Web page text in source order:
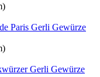
Paris Gerli Gewürze
Gerli Gewürze